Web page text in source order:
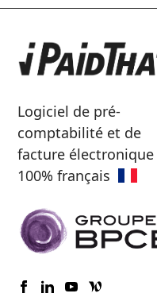
Logiciel de pré-
comptabilité et de
facture électronique
100% français